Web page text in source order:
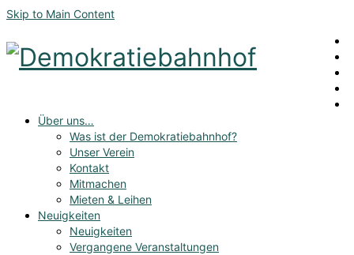
Skip to Main Content
Über uns…
Was ist der Demokratiebahnhof?
Unser Verein
Kontakt
Mitmachen
Mieten & Leihen
Neuigkeiten
Neuigkeiten
Vergangene Veranstaltungen